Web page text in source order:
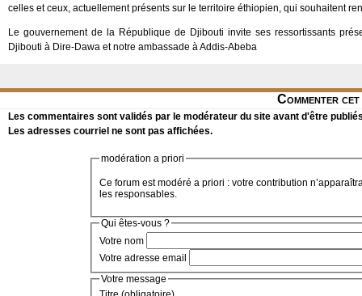
celles et ceux, actuellement présents sur le territoire éthiopien, qui souhaitent
Le gouvernement de la République de Djibouti invite ses ressortissants
Djibouti à Dire-Dawa et notre ambassade à Addis-Abeba
Commenter
Les commentaires sont validés par le modérateur du site avant d'être
Les adresses courriel ne sont pas affichées.
modération a priori
Ce forum est modéré a priori : votre contribution
les responsables.
Qui êtes-vous ?
Votre nom
Votre adresse email
Votre message